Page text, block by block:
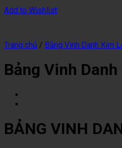
Add to Wishlist
Trang chủ / Bảng Vinh Danh Kim
Bảng Vinh
BẢNG VINH